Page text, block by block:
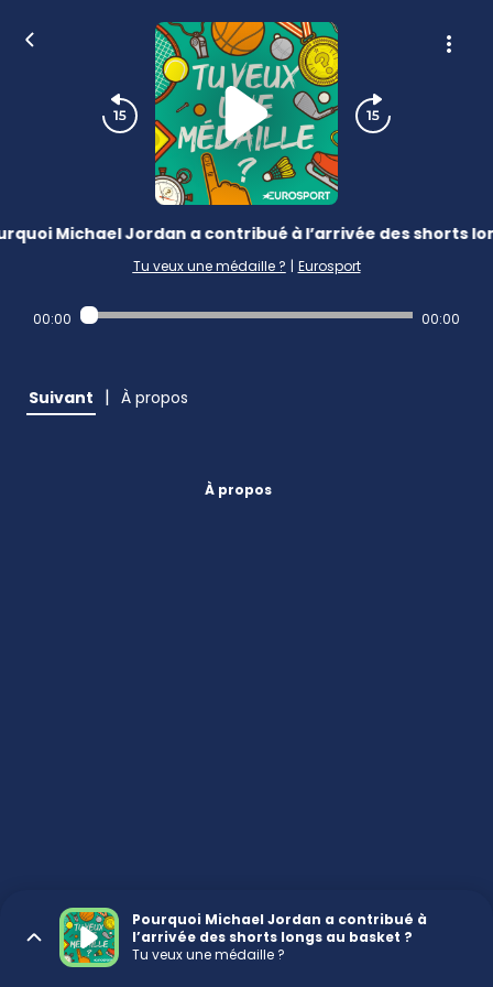
Michael Jordan a contribué à l’arrivée des shorts
Tu veux une médaille ? | Eurosport
00:00 00:00
Suivant | À propos
À propos
Pourquoi Michael Jordan a contribué à
l’arrivée des shorts longs au basket ?
Tu veux une médaille ?